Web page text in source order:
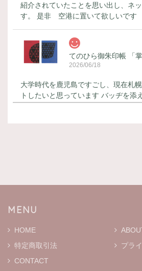
紹介されていたことを思い出し、ネ
す。 是非 空港に置いて欲しいです
2026/06/18
大学時代を鹿児島ですごし、現在札
トしたいと思っています バッヂを添
らっしゃるので とても喜んでくだ
本日届きました 丁寧なメッセージ
はとても可愛らしいです 大切に使いま
MENU
HOME
特定商取引法
プラ
CONTACT